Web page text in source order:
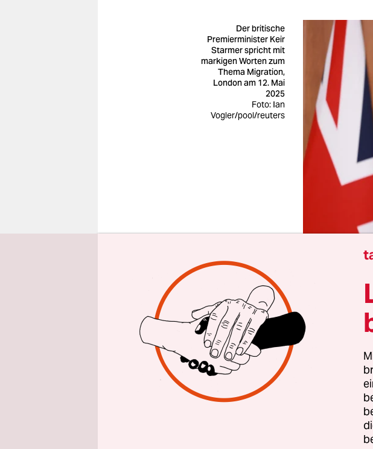
Der britische
Premierminister Keir
Starmer spricht mit
markigen Worten zum
Thema Migration,
London am 12. Mai
2025
Foto: Ian
Vogler/pool/reuters
E in Regierungschef,
ankündigt, anders
schaffen, die
die Einwanderung zu
verorten? Richtig: bei der
Umfragewerte. Das am